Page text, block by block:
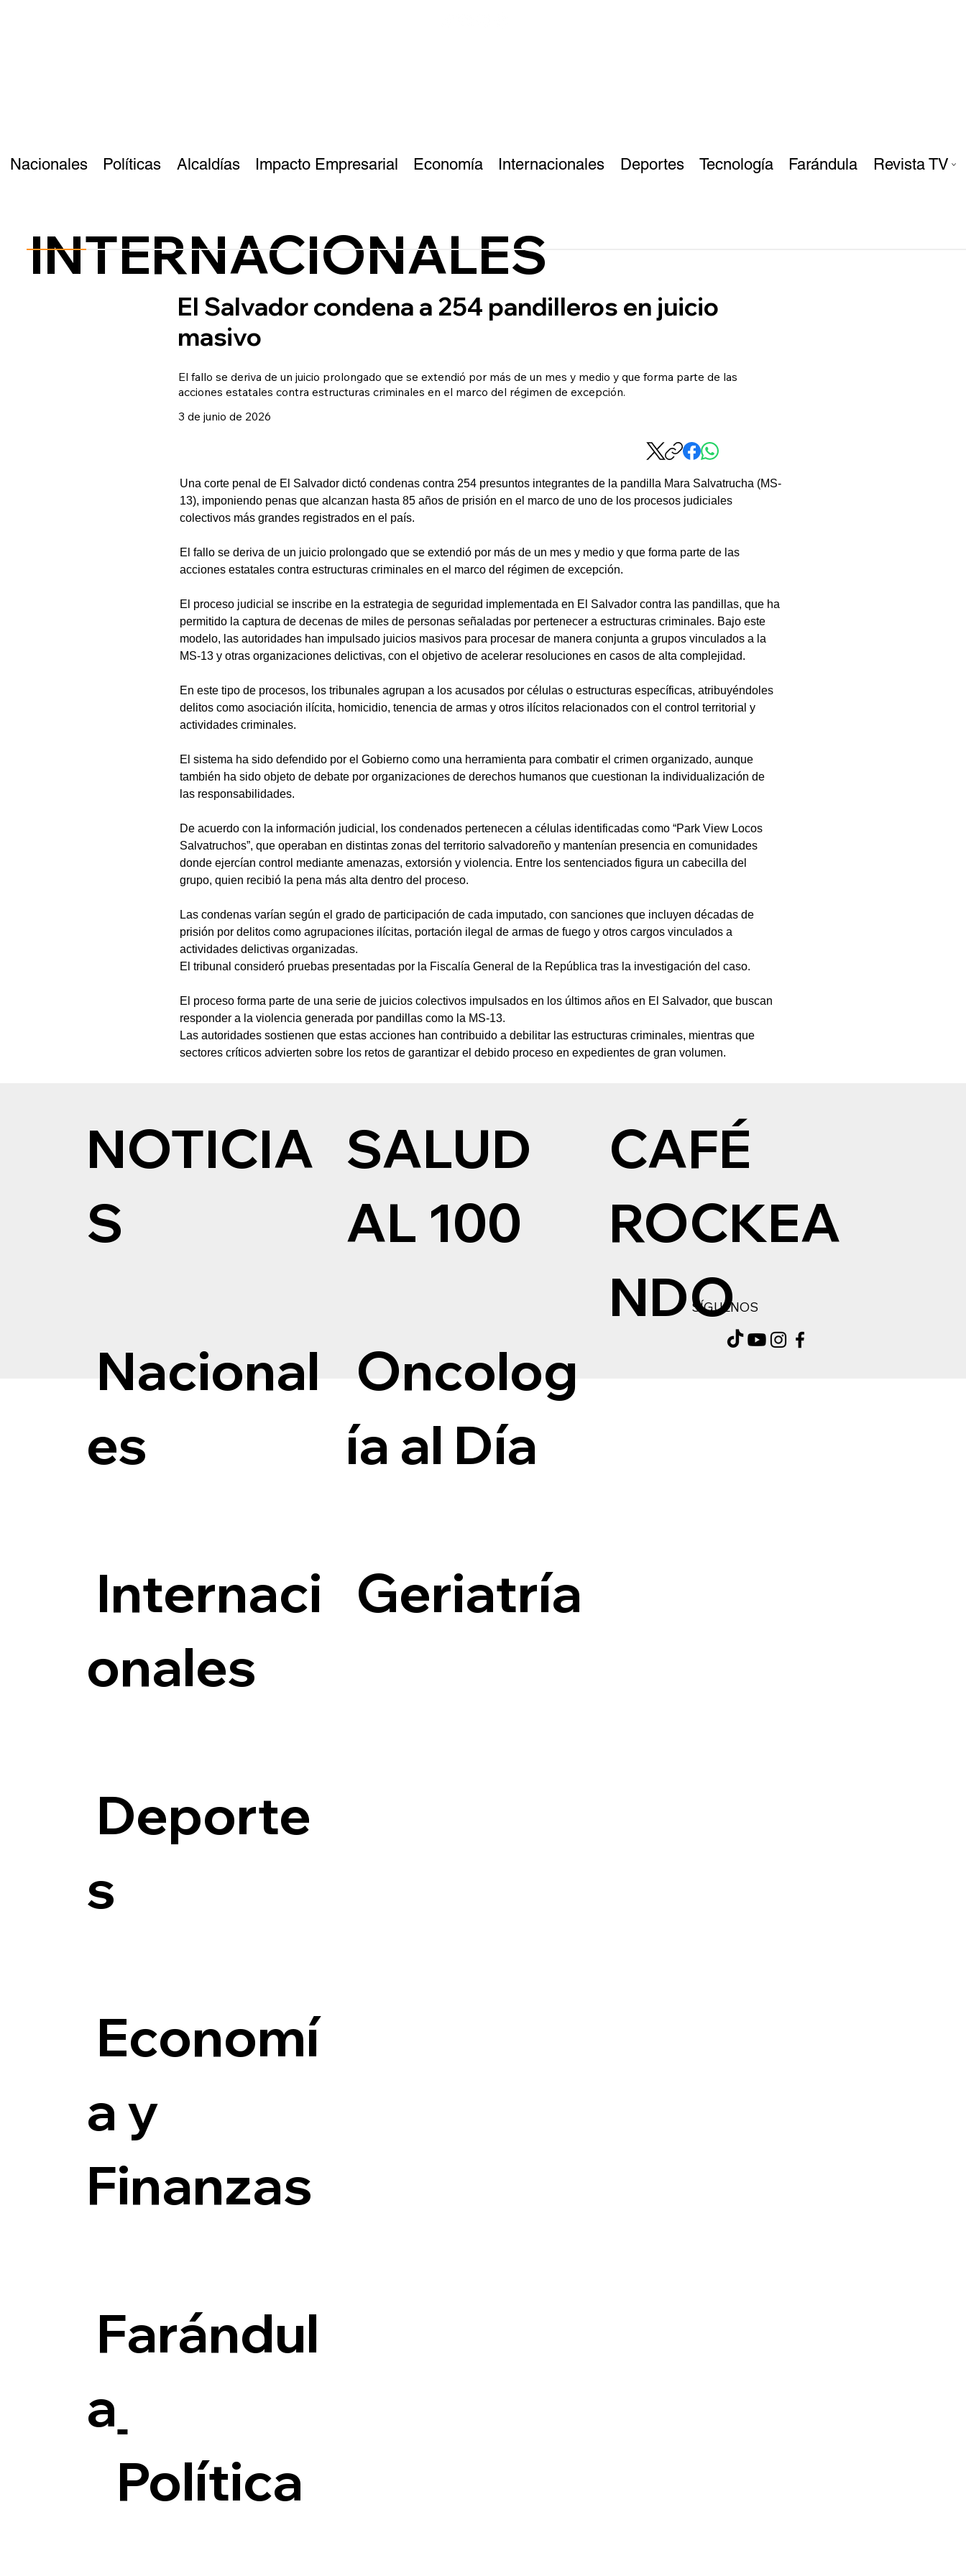
Nacionales Políticas Alcaldías Impacto Empresarial Economía Internacionales Deportes Tecnología Farándula Revista TV
INTERNACIONALES
El Salvador condena a 254 pandilleros en juicio
masivo
El fallo se deriva de un juicio prolongado que se extendió por más de un mes y medio y que forma parte de las
acciones estatales contra estructuras criminales en el marco del régimen de excepción.
3 de junio de 2026
Una corte penal de El Salvador dictó condenas contra 254 presuntos integrantes de la pandilla Mara Salvatrucha (MS-
13), imponiendo penas que alcanzan hasta 85 años de prisión en el marco de uno de los procesos judiciales
colectivos más grandes registrados en el país.
El fallo se deriva de un juicio prolongado que se extendió por más de un mes y medio y que forma parte de las
acciones estatales contra estructuras criminales en el marco del régimen de excepción.
El proceso judicial se inscribe en la estrategia de seguridad implementada en El Salvador contra las pandillas, que ha
permitido la captura de decenas de miles de personas señaladas por pertenecer a estructuras criminales. Bajo este
modelo, las autoridades han impulsado juicios masivos para procesar de manera conjunta a grupos vinculados a la
MS-13 y otras organizaciones delictivas, con el objetivo de acelerar resoluciones en casos de alta complejidad.
En este tipo de procesos, los tribunales agrupan a los acusados por células o estructuras específicas, atribuyéndoles
delitos como asociación ilícita, homicidio, tenencia de armas y otros ilícitos relacionados con el control territorial y
actividades criminales.
El sistema ha sido defendido por el Gobierno como una herramienta para combatir el crimen organizado, aunque
también ha sido objeto de debate por organizaciones de derechos humanos que cuestionan la individualización de
las responsabilidades.
De acuerdo con la información judicial, los condenados pertenecen a células identificadas como “Park View Locos
Salvatruchos”, que operaban en distintas zonas del territorio salvadoreño y mantenían presencia en comunidades
donde ejercían control mediante amenazas, extorsión y violencia. Entre los sentenciados figura un cabecilla del
grupo, quien recibió la pena más alta dentro del proceso.
Las condenas varían según el grado de participación de cada imputado, con sanciones que incluyen décadas de
prisión por delitos como agrupaciones ilícitas, portación ilegal de armas de fuego y otros cargos vinculados a
actividades delictivas organizadas.
El tribunal consideró pruebas presentadas por la Fiscalía General de la República tras la investigación del caso.
El proceso forma parte de una serie de juicios colectivos impulsados en los últimos años en El Salvador, que buscan
responder a la violencia generada por pandillas como la MS-13.
Las autoridades sostienen que estas acciones han contribuido a debilitar las estructuras criminales, mientras que
sectores críticos advierten sobre los retos de garantizar el debido proceso en expedientes de gran volumen.
NOTICIA
S
Nacional
es
Internaci
onales
Deporte
s
Economí
a y
Finanzas
Farándul
a
Política
SALUD
AL 100
Oncolog
ía al Día
Geriatría
SÍGUENOS
CAFÉ
ROCKEA
NDO